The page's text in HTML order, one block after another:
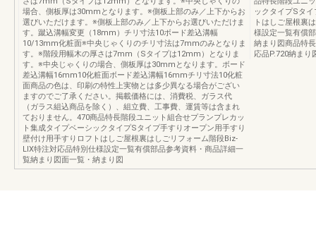
場合、側板厚は30mmとなります。※側板上部のみ／上下からお
選びいただけます。※側板上部のみ／上下からお選びいただけま
す。蹴込溝幅変更（18mm）チリ寸法10ボード差込溝幅
10/13mm化粧面※中央じゃくりのチリ寸法は7mmのみとなりま
す。※階段用幅木の厚さは7mm（Sタイプは12mm）となりま
す。※中央じゃくりの場合、側板厚は30mmとなります。ボード
差込溝幅16mm10化粧面ボード差込溝幅16mmチリ寸法10化粧
面商品の色は、印刷の特性上実物とは多少異なる場合がござい
ますのでご了承ください。掲載価格には、消費税、ガラス代
（ガラス組込商品を除く）、組立費、工事費、運賃等は含まれ
ておりません。470商品特長階段ユニット組合せプランプレカッ
ト集成タイプベーシックタイプSタイプ手すりオープン用手すり
壁付け用手すりロフトはしご屋根裏はしごリフォーム階段Biz-
LIX特注対応品特別仕様設定一覧有償部品参考資料・商品詳細一
覧納まり図面一覧・納まり図
ックタイプSタ
トはしご屋根裏
様設定一覧有償
納まり図商品特
応品P.720納まり